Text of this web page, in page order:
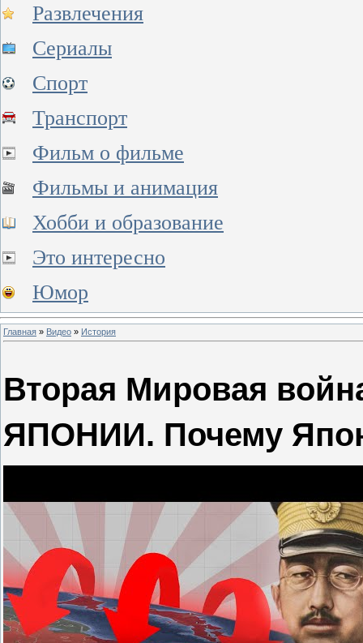
Развлечения
Сериалы
Спорт
Транспорт
Фильм о фильме
Фильмы и анимация
Хобби и образование
Это интересно
Юмор
Главная » Видео » История
Вторая Мировая
ЯПОНИИ. Почему